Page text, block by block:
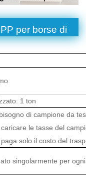
per borse di
1 ton
di campione da
le tasse del
solo il costo del
singolarmente per